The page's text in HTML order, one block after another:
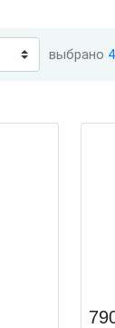
выбрано